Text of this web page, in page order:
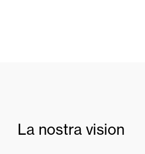
La nostra vision